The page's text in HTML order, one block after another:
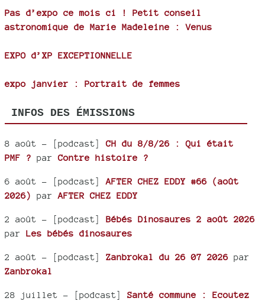
Pas d’expo ce mois ci ! Petit conseil
astronomique de Marie Madeleine : Venus
EXPO d’XP EXCEPTIONNELLE
expo janvier : Portrait de femmes
INFOS DES ÉMISSIONS
8 août - [podcast]CH du 8/8/26 : Qui était
PMF ? parContre histoire ?
6 août - [podcast] AFTER CHEZ EDDY #66 (août
2026)
par AFTER CHEZ EDDY
2 août - [podcast] Bébés Dinosaures 2 août 2026
par Les bébés dinosaures
2 août - [podcast] Zanbrokal du 26 07 2026 par
Zanbrokal
28 juillet - [podcast] Santé commune : Ecoutez